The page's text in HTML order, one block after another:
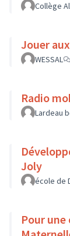
Collège
Jouer
WESSAL
Radio
Lardeau
Joly
école de
Pour